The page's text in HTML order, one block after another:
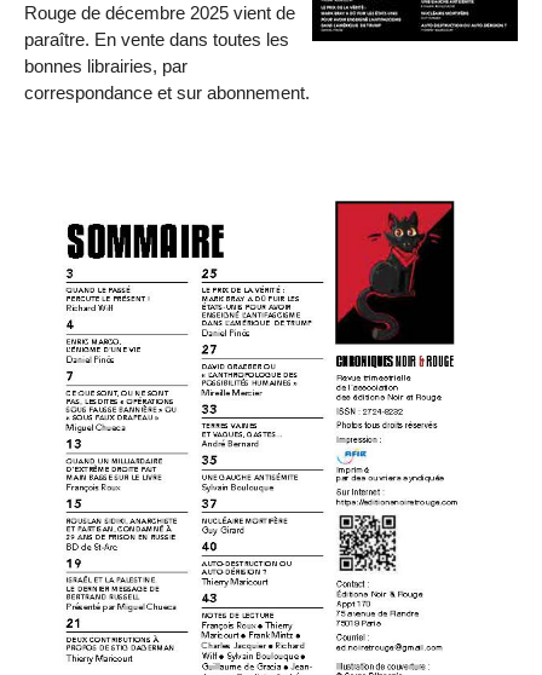
Rouge de décembre 2025 vient de
paraître. En vente dans toutes les
bonnes librairies, par
correspondance et sur abonnement.